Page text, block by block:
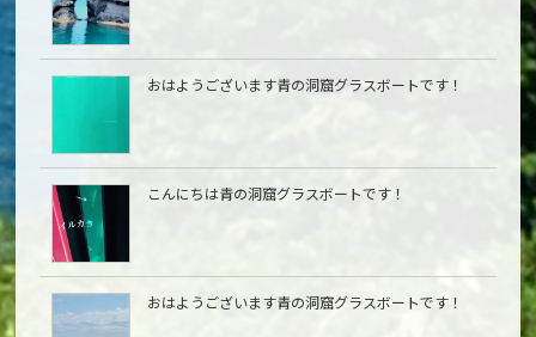
おはようございます青の洞窟グラスボートです！
こんにちは青の洞窟グラスボートです！
おはようございます青の洞窟グラスボートです！